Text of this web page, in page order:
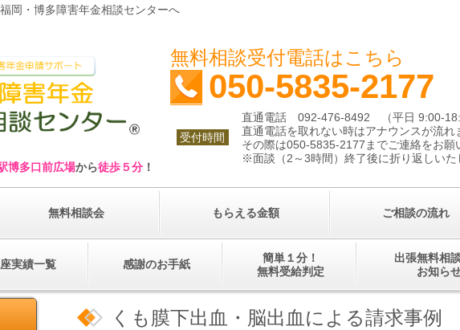
岡・博多障害年金相談センターへ
博多口前広場から徒歩５分！
無料相談受付電話はこちら
050-5835-2177
受付時間
直通電話 092-476-8492 （平日 9:00-
直通電話を取れない時はアナウンスが流れ
その際は050-5835-2177までご連絡をお願
※面談（2～3時間）終了後に折り返しいた
無料相談会 もらえる金額 ご相談の流れ
実績一覧 感謝のお手紙
簡単１分！
無料受給判定
出張無料相
お知ら
くも膜下出血・脳出血による請求事例